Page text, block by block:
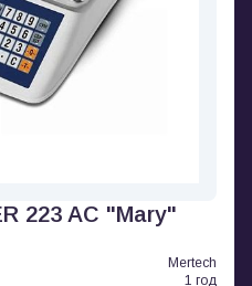
223 AC "Mary"
Mertech
1 год